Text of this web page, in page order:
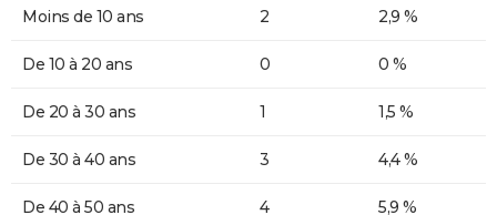
Moins de 10 ans 2 2,9 %
De 10 à 20 ans 0 0 %
De 20 à 30 ans 1 1,5 %
De 30 à 40 ans 3 4,4 %
De 40 à 50 ans 4 5,9 %